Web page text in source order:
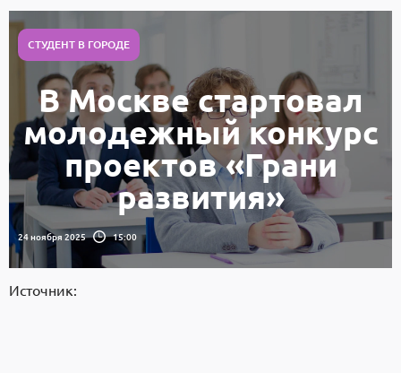
СТУДЕНТ В ГОРОДЕ
В Москве стартовал
молодежный конкурс
проектов «Грани
развития»
24 ноября 2025 15:00
Источник: